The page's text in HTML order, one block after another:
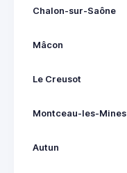
Chalon-sur-Saône
Mâcon
Le Creusot
Montceau-les-Mines
Autun